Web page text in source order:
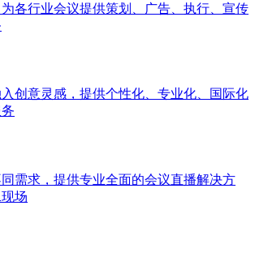
各行业会议提供策划、广告、执行、宣传
创意灵感，提供个性化、专业化、国际化
需求，提供专业全面的会议直播解决方
场